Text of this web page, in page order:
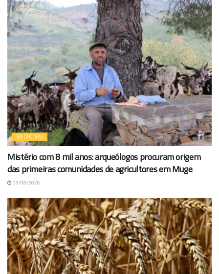
NACIONAL
Mistério com 8 mil anos: arqueólogos procuram origem
das primeiras comunidades de agricultores em Muge
08/08/2026